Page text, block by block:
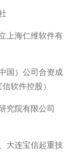
上海仁维软件有
国）公司合资成
软件控股）
究院有限公司
大连宝信起重技